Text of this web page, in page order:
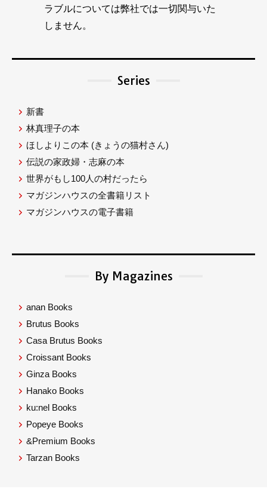
ラブルについては弊社では一切関与いた
しません。
Series
新書
林真理子の本
ほしよりこの本 (きょうの猫村さん)
伝説の家政婦・志麻の本
世界がもし100人の村だったら
マガジンハウスの全書籍リスト
マガジンハウスの電子書籍
By Magazines
anan Books
Brutus Books
Casa Brutus Books
Croissant Books
Ginza Books
Hanako Books
ku:nel Books
Popeye Books
&Premium Books
Tarzan Books